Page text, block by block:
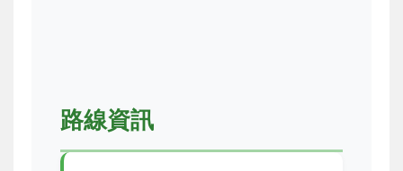
路線資訊